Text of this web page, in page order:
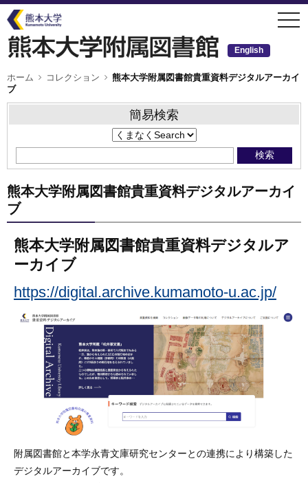
イ
コ
テ
ツ
に
移
動
English
パ
ン
く
ず
ホーム コレクション
熊本大学附属図書館貴重資料デジタルアーカイ
ブ
簡易検索
熊本大学附属図書館貴重資料デジタルアーカイ
ブ
熊本大学附属図書館貴重資料デジタルア
ーカイブ
https://digital.archive.kumamoto-u.ac.jp/
附属図書館と本学永青文庫研究センターとの連携により構築した
デジタルアーカイブです。